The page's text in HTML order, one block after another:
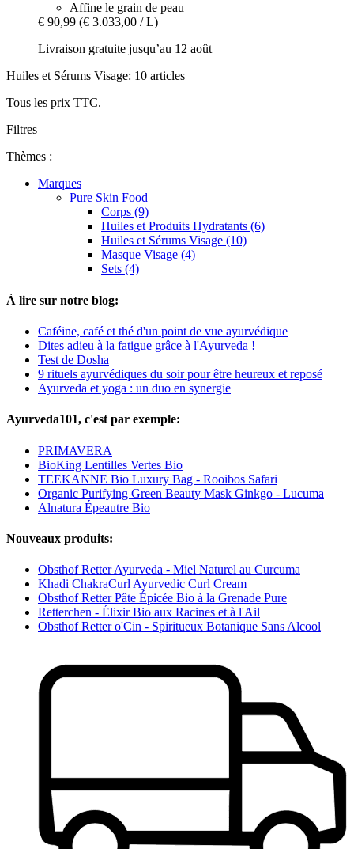
Affine le grain de peau
€ 90,99 (€ 3.033,00 / L)
Livraison gratuite jusqu’au 12 août
Huiles et Sérums Visage: 10 articles
Tous les prix TTC.
Filtres
Thèmes :
Marques
Pure Skin Food
Corps (9)
Huiles et Produits Hydratants (6)
Huiles et Sérums Visage (10)
Masque Visage (4)
Sets (4)
À lire sur notre blog:
Caféine, café et thé d'un point de vue ayurvédique
Dites adieu à la fatigue grâce à l'Ayurveda !
Test de Dosha
9 rituels ayurvédiques du soir pour être heureux et reposé
Ayurveda et yoga : un duo en synergie
Ayurveda101, c'est par exemple:
PRIMAVERA
BioKing Lentilles Vertes Bio
TEEKANNE Bio Luxury Bag - Rooibos Safari
Organic Purifying Green Beauty Mask Ginkgo - Lucuma
Alnatura Épeautre Bio
Nouveaux produits:
Obsthof Retter Ayurveda - Miel Naturel au Curcuma
Khadi ChakraCurl Ayurvedic Curl Cream
Obsthof Retter Pâte Épicée Bio à la Grenade Pure
Retterchen - Élixir Bio aux Racines et à l'Ail
Obsthof Retter o'Cin - Spiritueux Botanique Sans Alcool